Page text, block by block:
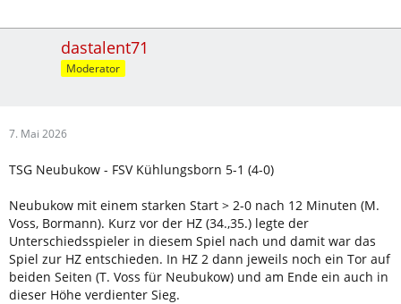
dastalent71
Moderator
7. Mai 2026
TSG Neubukow - FSV Kühlungsborn 5-1 (4-0)
Neubukow mit einem starken Start > 2-0 nach 12 Minuten (M.
Voss, Bormann). Kurz vor der HZ (34.,35.) legte der
Unterschiedsspieler in diesem Spiel nach und damit war das
Spiel zur HZ entschieden. In HZ 2 dann jeweils noch ein Tor auf
beiden Seiten (T. Voss für Neubukow) und am Ende ein auch in
dieser Höhe verdienter Sieg.